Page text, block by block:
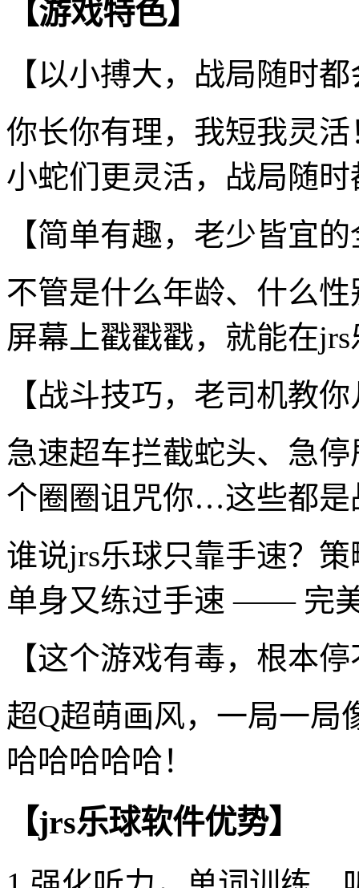
【游戏特色】
【以小搏大，战局随时
你长你有理，我短我灵
小蛇们更灵活，战局随
【简单有趣，老少皆宜
不管是什么年龄、什么
屏幕上戳戳戳，就能在
【战斗技巧，老司机教
急速超车拦截蛇头、急
个圈圈诅咒你…这些都是
谁说jrs乐球只靠手速？
单身又练过手速 —— 完
【这个游戏有毒，根本
超Q超萌画风，一局一局
哈哈哈哈哈！
【jrs乐球软件优势】